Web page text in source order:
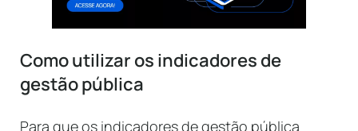
Como utilizar os indicadores de
gestão pública
Para que os indicadores de gestão pública